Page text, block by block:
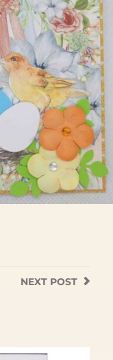
NEXT POST